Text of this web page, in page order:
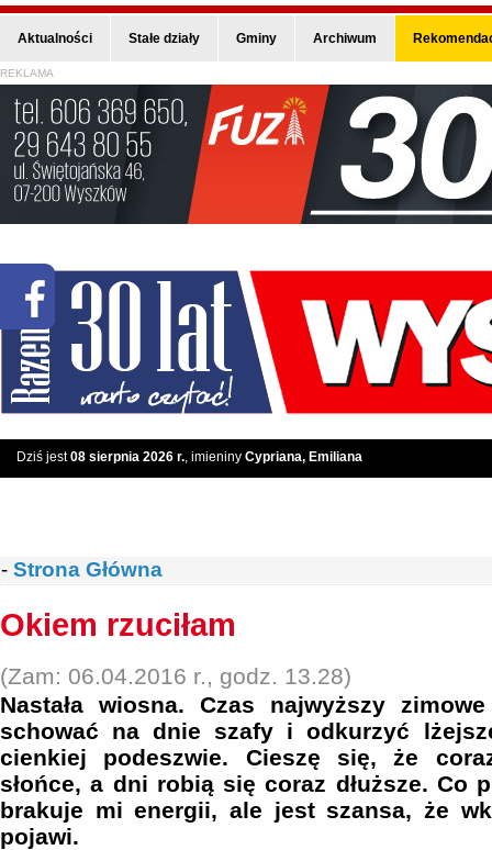
Aktualności Stałe działy Gminy Archiwum
REKLAMA
Dziś jest08 sierpnia 2026 r., imieniny Cypriana, Emiliana
- Strona Główna
Okiem rzuciłam
(Zam: 06.04.2016 r., godz. 13.28)
Nastała wiosna. Czas najwyższy
schować na dnie szafy i odkurzyć
cienkiej podeszwie. Cieszę się, że
słońce, a dni robią się coraz dłuższe. Co
brakuje mi energii, ale jest szansa, że
pojawi.